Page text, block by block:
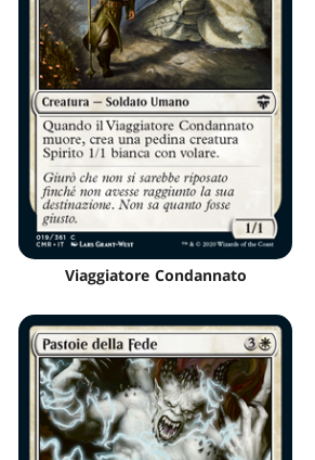
Viaggiatore Condannato